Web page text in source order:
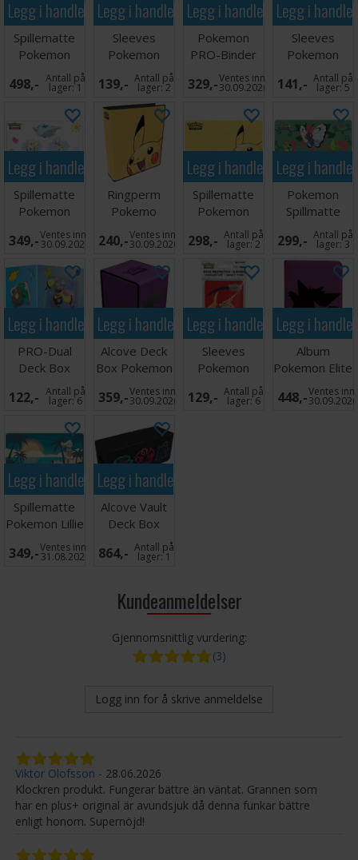
Legg i handlekurven
Spillematte
Pokemon
Neon Kanto
Foil
498,- Antall på
lager:1
Legg i handlekurven
Sleeves
Pokemon
Tinkaton
66x91
139,- Antall på
lager:2
Legg i handlekurven
Pokemon
PRO-Binder
9-Pocket
Pikachu
329,-Ventes inn
30.09.2026
Legg i
Sleeves
Pokemon
Pikachu 66x91
141,- Antall på
lager:5
Legg i handlekurven
Spillematte
Pokemon
Togepi
Evolutions
349,-Ventes inn
30.09.2026
Ringperm
Pokemo
Pikachu 3-
Ring
240,-Ventes inn
30.09.2026
Legg i handlekurven
Spillematte
Pokemon
Pikachu
298,- Antall på
lager:2
Legg i
Pokemon
Spillmatte
Caterpie
Evolutions
299,- Antall på
lager:3
Legg i handlekurven
PRO-Dual
Deck Box
Pokemon
Iono
122,- Antall på
lager:6
Legg i handlekurven
Alcove Deck
Box Pokemon
Gengar
359,-Ventes inn
30.09.2026
Legg i handlekurven
Sleeves
Pokemon
Mega
Charizard Y
129,- Antall på
lager:6
Legg i
Album
Pokemon Elite
Gengar 9-
Pocket
448,-Ventes inn
30.09.2026
Legg i handlekurven
Spillematte
Pokemon Lillie
and Clefairy
349,-Ventes inn
31.08.2026
Legg i handlekurven
Alcove Vault
Deck Box
Pokemon
Neon Kanto
864,- Antall på
lager:1
Kundeanmeldelser
Gjennomsnittlig vurdering:
(3)
Logg inn for å skrive anmeldelse
Viktor Olofsson
28.06.2026
Klockren produkt. Fungerar bättre än väntat. Grannen som
har en plus+ original är avundsjuk då denna funkar bättre
enligt honom. Supernöjd!